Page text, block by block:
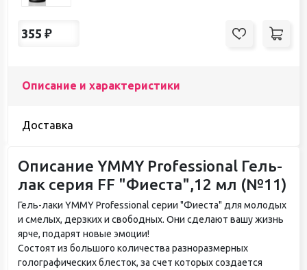
355 ₽
Описание и характеристики
Доставка
Описание YMMY Professional Гель-
лак серия FF "Фиеста",12 мл (№11)
Гель-лаки YMMY Professional серии "Фиеста" для молодых
и смелых, дерзких и свободных. Они сделают вашу жизнь
ярче, подарят новые эмоции!
Состоят из большого количества разноразмерных
голографических блесток, за счет которых создается